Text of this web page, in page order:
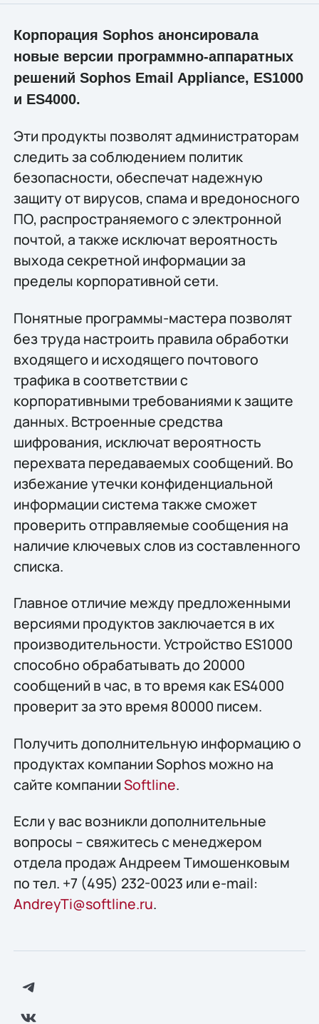
Корпорация Sophos анонсировала
новые версии программно-аппаратных
решений Sophos Email Appliance, ES1000
и ES4000.
Эти продукты позволят администраторам
следить за соблюдением политик
безопасности, обеспечат надежную
защиту от вирусов, спама и вредоносного
ПО, распространяемого с электронной
почтой, а также исключат вероятность
выхода секретной информации за
пределы корпоративной сети.
Понятные программы-мастера позволят
без труда настроить правила обработки
входящего и исходящего почтового
трафика в соответствии с
корпоративными требованиями к защите
данных. Встроенные средства
шифрования, исключат вероятность
перехвата передаваемых сообщений. Во
избежание утечки конфиденциальной
информации система также сможет
проверить отправляемые сообщения на
наличие ключевых слов из составленного
списка.
Главное отличие между предложенными
версиями продуктов заключается в их
производительности. Устройство ES1000
способно обрабатывать до 20000
сообщений в час, в то время как ES4000
проверит за это время 80000 писем.
Получить дополнительную информацию о
продуктах компании Sophos можно на
сайте компанииSoftline.
Если у вас возникли дополнительные
вопросы – свяжитесь с менеджером
отдела продаж Андреем Тимошенковым
по тел. +7 (495) 232-0023 или e-mail:
AndreyTi@softline.ru.